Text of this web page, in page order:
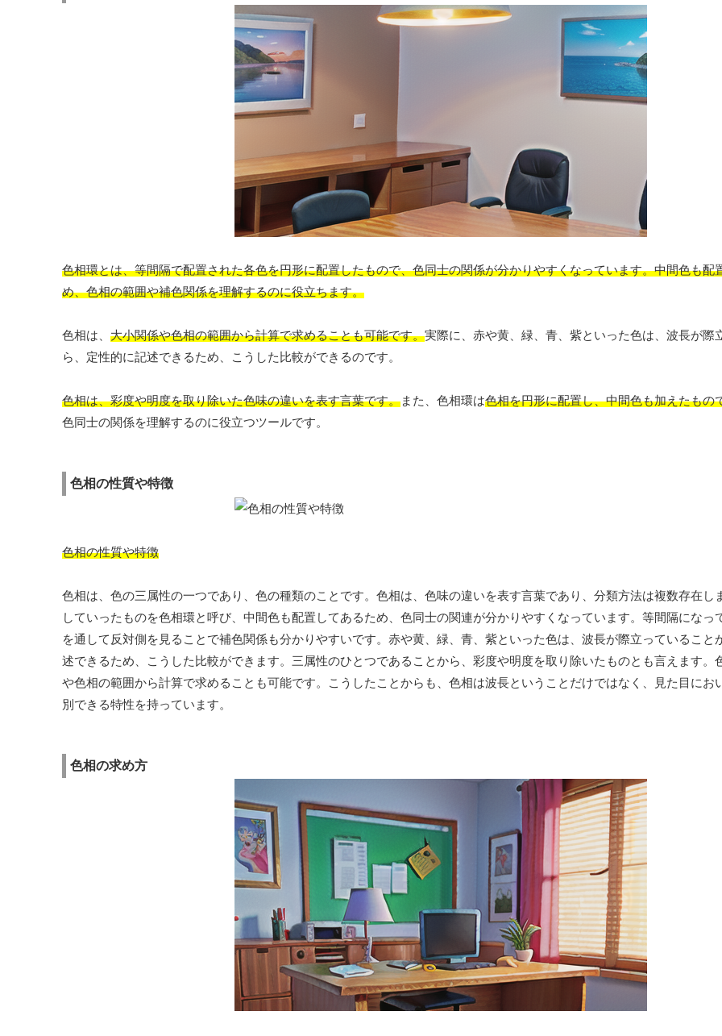
色相環とは、等間隔で配置された各色を円形に配置したもので、色同士の関係が分かりやすくなっています。中間色も配
め、色相の範囲や補色関係を理解するのに役立ちます。
色相は、 大小関係や色相の範囲から計算で求めることも可能です。実際に、赤や黄、緑、青、紫といった色は、波長が際
ら、定性的に記述できるため、こうした比較ができるのです。
色相は、彩度や明度を取り除いた色味の違いを表す言葉です。また、色相環は色相を円形に配置し、中間色も加えたもの
色同士の関係を理解するのに役立つツールです。
色相の性質や特徴
色相の性質や特徴
色相は、色の三属性の一つであり、色の種類のことです。色相は、色味の違いを表す言葉であり、分類方法は複数存在し
していったものを色相環と呼び、中間色も配置してあるため、色同士の関連が分かりやすくなっています。等間隔になっ
を通して反対側を見ることで補色関係も分かりやすいです。赤や黄、緑、青、紫といった色は、波長が際立っていること
述できるため、こうした比較ができます。三属性のひとつであることから、彩度や明度を取り除いたものとも言えます。
や色相の範囲から計算で求めることも可能です。こうしたことからも、色相は波長ということだけではなく、見た目にお
別できる特性を持っています。
色相の求め方